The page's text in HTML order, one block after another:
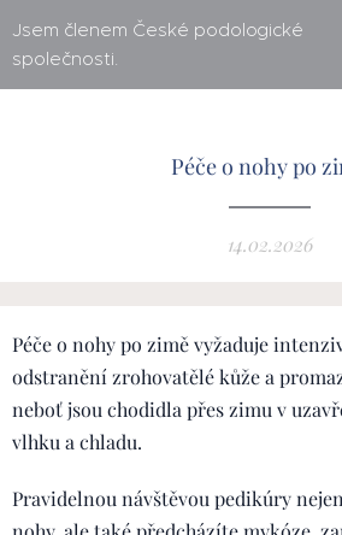
Jsem členem České podologické
společnosti.
Péče o nohy po
14.02.2026
Péče o nohy po zimě vyžaduje
odstranění zrohovatělé kůže a
neboť jsou chodidla přes zimu v
vlhku a chladu.
Pravidelnou návštěvou pedikúry